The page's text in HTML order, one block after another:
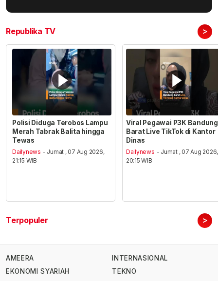
Republika TV >
Polisi Diduga Terobos Lampu
Merah Tabrak Balita hingga
Tewas
Dailynews - Jumat , 07 Aug 2026,
21:15 WIB
Viral Pegawai P3K Bandung
Barat Live TikTok di Kantor
Dinas
Dailynews - Jumat , 07 Aug 2026,
20:15 WIB
Terpopuler >
AMEERA
EKONOMI SYARIAH
INTERNASIONAL
TEKNO